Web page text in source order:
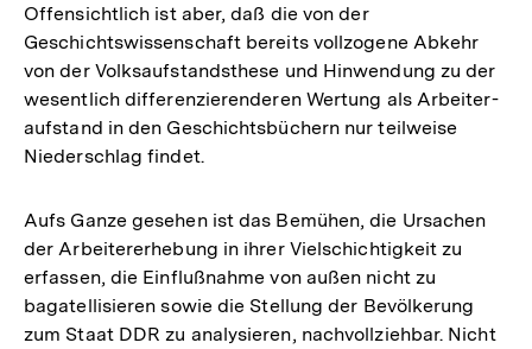
Offensichtlich ist aber, daß die von der
Geschichtswissenschaft bereits vollzogene Abkehr
von der Volksaufstandsthese und Hinwendung zu der
wesentlich differenzierenderen Wertung als Arbeiter-
aufstand in den Geschichtsbüchern nur teilweise
Niederschlag findet.
Aufs Ganze gesehen ist das Bemühen, die Ursachen
der Arbeitererhebung in ihrer Vielschichtigkeit zu
erfassen, die Einflußnahme von außen nicht zu
bagatellisieren sowie die Stellung der Bevölkerung
zum Staat DDR zu analysieren, nachvollziehbar. Nicht